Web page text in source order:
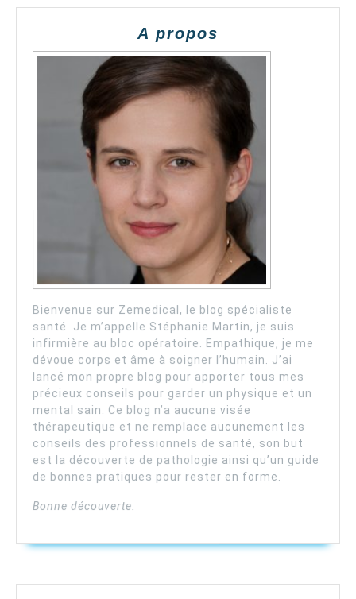
A propos
Bienvenue sur Zemedical, le blog spécialiste
santé. Je m’appelle Stéphanie Martin, je suis
infirmière au bloc opératoire. Empathique, je me
dévoue corps et âme à soigner l’humain. J’ai
lancé mon propre blog pour apporter tous mes
précieux conseils pour garder un physique et un
mental sain. Ce blog n’a aucune visée
thérapeutique et ne remplace aucunement les
conseils des professionnels de santé, son but
est la découverte de pathologie ainsi qu’un guide
de bonnes pratiques pour rester en forme.
Bonne découverte.